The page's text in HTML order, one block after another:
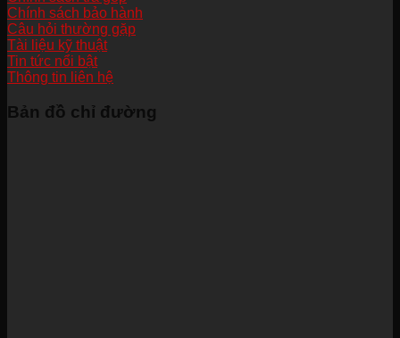
Chính sách bảo hành
Câu hỏi thường gặp
Tài liệu kỹ thuật
Tin tức nổi bật
Thông tin liên hệ
Bản đồ chỉ đường